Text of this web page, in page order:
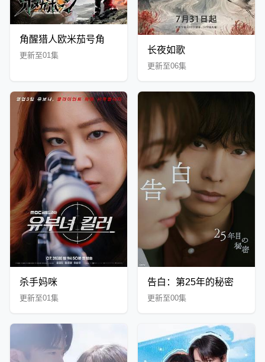
角醒猎人欧米茄号角
更新至01集
长夜如歌
更新至06集
杀手妈咪
更新至01集
告白：第25年的秘密
更新至00集